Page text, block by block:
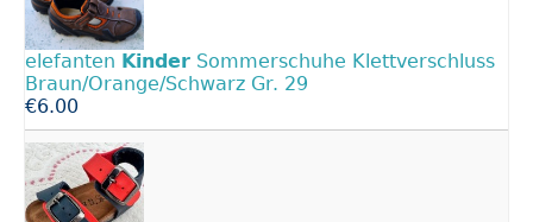
elefanten Kinder Sommerschuhe Klettverschluss
Braun/Orange/Schwarz Gr. 29
€6.00